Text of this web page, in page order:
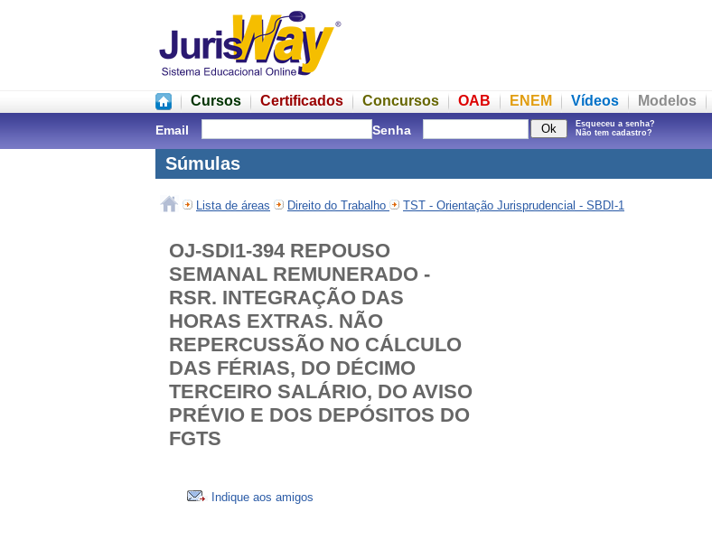
Cursos Certificados Concursos OAB ENEM Vídeos Modelos
Email Senha
Esqueceu a senha?
Não tem cadastro?
Súmulas
Lista de áreas Direito do Trabalho TST - Orientação Jurisprudencial - SBDI-1
OJ-SDI1-394 REPOUSO
SEMANAL REMUNERADO -
RSR. INTEGRAÇÃO DAS
HORAS EXTRAS. NÃO
REPERCUSSÃO NO CÁLCULO
DAS FÉRIAS, DO DÉCIMO
TERCEIRO SALÁRIO, DO AVISO
PRÉVIO E DOS DEPÓSITOS DO
FGTS
Indique aos amigos